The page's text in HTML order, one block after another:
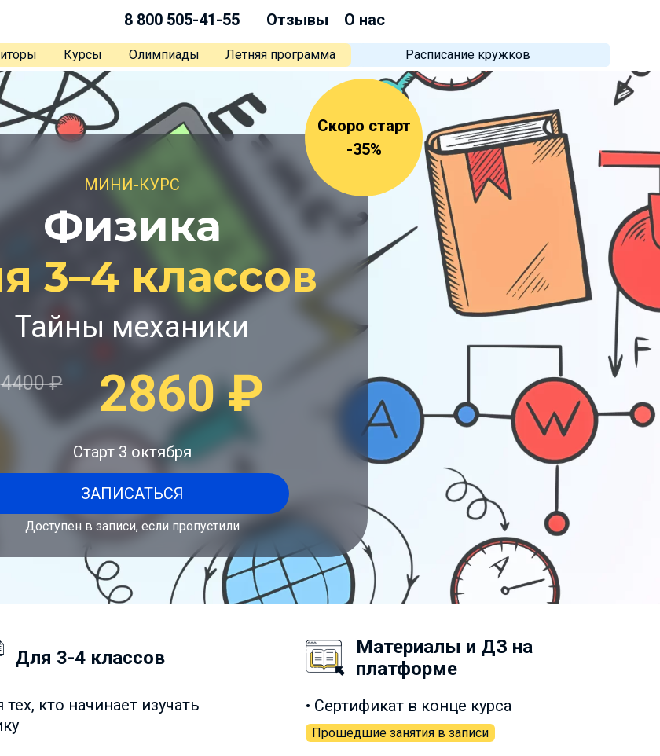
8 800 505-41-55 Отзывы
О нас
Курсы Олимпиады Летняя программа Расписание кружков
Скоро старт
-35%
МИНИ-КУРС
Физика
3–4 классов
Тайны механики
4400₽ 2860₽
Старт 3 октября
ЗАПИСАТЬСЯ
Доступен в записи, если пропустили
Для 3-4 классов
тех, кто начинает изучать
Материалы и ДЗ на
платформе
• Сертификат в конце курса
Прошедшие занятия в записи